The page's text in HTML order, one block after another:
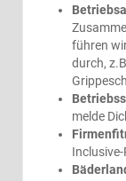
führen
durch,
melde